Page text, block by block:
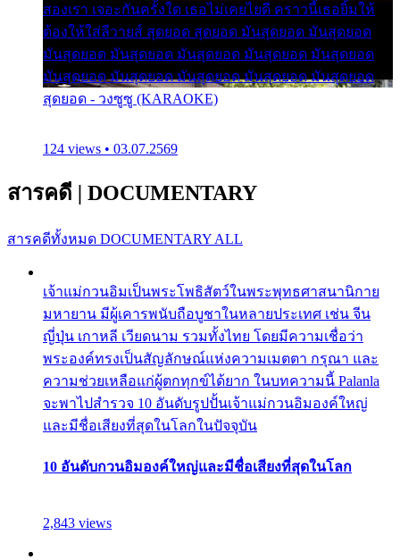
สองเรา เจอะกันครั้งใด เธอไม่เคยไยดี คราวนี้เธอยิ้มให้
ต้องให้ใส่ลีวายส์ สุดยอด สุดยอด มันสุดยอด มันสุดยอด
มันสุดยอด มันสุดยอด มันสุดยอด มันสุดยอด มันสุดยอด
มันสุดยอด มันสุดยอด มันสุดยอด มันสุดยอด มันสุดยอด
สุดยอด - วงซูซู (KARAOKE)
124 views • 03.07.2569
สารคดี | DOCUMENTARY
สารคดีทั้งหมด DOCUMENTARY ALL
เจ้าแม่กวนอิมเป็นพระโพธิสัตว์ในพระพุทธศาสนานิกาย
มหายาน มีผู้เคารพนับถือบูชาในหลายประเทศ เช่น จีน
ญี่ปุ่น เกาหลี เวียดนาม รวมทั้งไทย โดยมีความเชื่อว่า
พระองค์ทรงเป็นสัญลักษณ์แห่งความเมตตา กรุณา และ
ความช่วยเหลือแก่ผู้ตกทุกข์ได้ยาก ในบทความนี้ Palanla
จะพาไปสำรวจ 10 อันดับรูปปั้นเจ้าแม่กวนอิมองค์ใหญ่
และมีชื่อเสียงที่สุดในโลกในปัจจุบัน
10 อันดับกวนอิมองค์ใหญ่และมีชื่อเสียงที่สุดในโลก
2,843 views